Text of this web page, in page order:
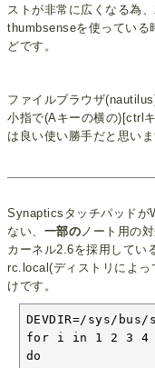
ストが非常に広くなる為
thumbsenseを使っている
どです。
ファイルブラウザ
小指で(Aキーの横の)[ctrl
は良い使い勝手だと思いま
Synapticsタッチパッドが
ない、 一部のノート用の
カーネル2.6を採用してい
rc.local(ディストリによ
けです。
DEVDIR=/sys/
for i in 1 2 3 4
do